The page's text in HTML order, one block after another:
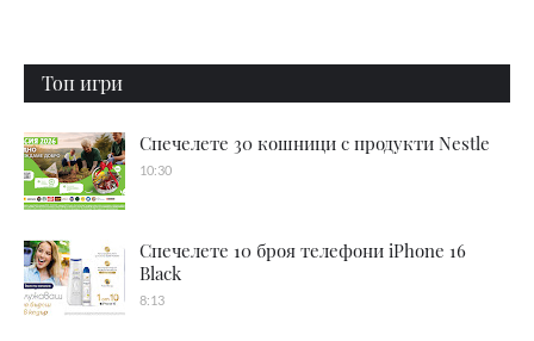
Топ игри
Спечелете 30 кошници с продукти Nestle
10:30
Спечелете 10 броя телефони iPhone 16
Black
8:13